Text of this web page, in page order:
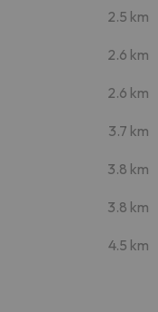
2.5 km
2.6 km
2.6 km
3.7 km
3.8 km
3.8 km
4.5 km